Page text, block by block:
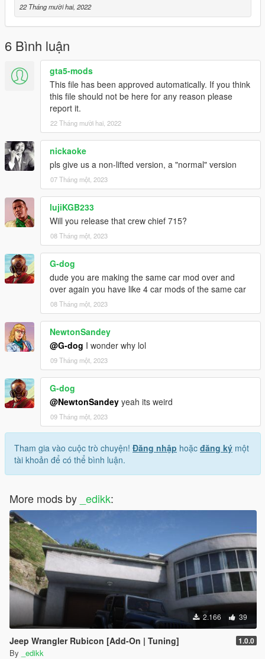
22 Tháng mười hai, 2022
6 Bình luận
gta5-mods
This file has been approved automatically. If you think
this file should not be here for any reason please
report it.
22 Tháng mười hai, 2022
nickaoke
pls give us a non-lifted version, a "normal" version
07 Tháng một, 2023
lujiKGB233
Will you release that crew chief 715?
08 Tháng một, 2023
G-dog
dude you are making the same car mod over and
over again you have like 4 car mods of the same car
08 Tháng một, 2023
NewtonSandey
@G-dog I wonder why lol
09 Tháng một, 2023
G-dog
@NewtonSandey yeah its weird
09 Tháng một, 2023
Tham gia vào cuộc trò chuyện! Đăng nhập hoặc đăng ký một
tài khoản để có thể bình luận.
More mods by _edikk:
2.166 39
Jeep Wrangler Rubicon [Add-On | Tuning] 1.0.0
By _edikk